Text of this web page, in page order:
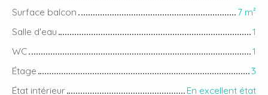
Surface balcon
7 m²
Salle d'eau
1
WC
1
Étage
3
État intérieur
En excellent état